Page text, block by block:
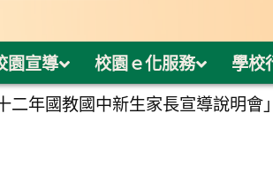
園宣導 校園ｅ化服務 學校
年國教國中新生家長宣導說明會」